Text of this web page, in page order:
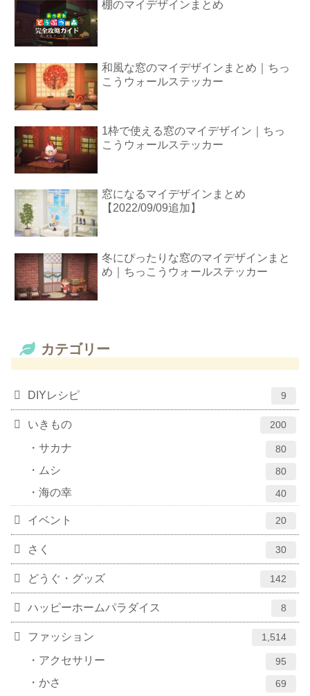
棚のマイデザインまとめ
和風な窓のマイデザインまとめ｜ちっ
こうウォールステッカー
1枠で使える窓のマイデザイン｜ちっ
こうウォールステッカー
窓になるマイデザインまとめ
【2022/09/09追加】
冬にぴったりな窓のマイデザインまと
め｜ちっこうウォールステッカー
カテゴリー
DIYレシピ 9
いきもの 200
サカナ 80
ムシ 80
海の幸 40
イベント 20
さく 30
どうぐ・グッズ 142
ハッピーホームパラダイス 8
ファッション 1,514
アクセサリー 95
かさ 69